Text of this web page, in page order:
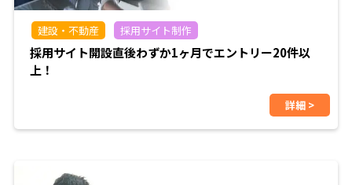
建設・不動産 採用サイト制作
採用サイト開設直後わずか1ヶ月でエントリー20件以
上！
詳細 >